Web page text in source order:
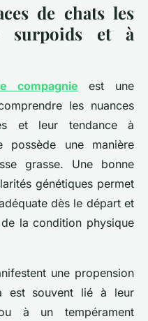
de chats les
surpoids et à
compagnie est une
les nuances
et leur tendance à
possède une manière
grasse. Une bonne
génétiques permet
dès le départ et
la condition physique
une propension
est souvent lié à leur
à un tempérament